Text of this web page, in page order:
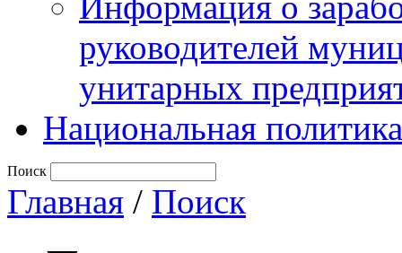
руководителей
унитарных
Национальная политика
Поиск
Главная / Поиск